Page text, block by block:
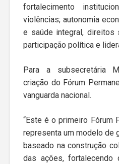
fortalecimento
violências; autonomia
e saúde integral, direitos
participação política e
Para a subsecretária
criação do Fórum
vanguarda nacional.
“Este é o primeiro Fórum
representa um modelo de
baseado na construção
das ações,